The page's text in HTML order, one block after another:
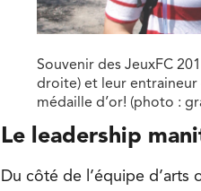
Souvenir des JeuxFC
droite) et leur entraineur
médaille d’or! (photo :
Le leadership
Du côté de l’équipe d’arts